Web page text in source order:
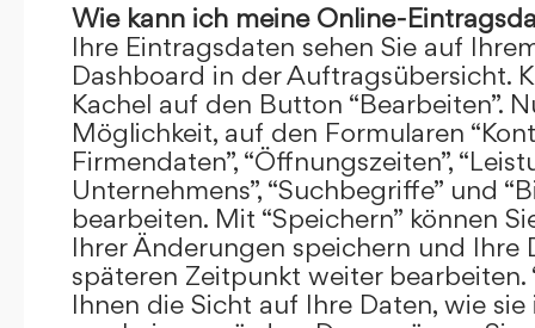
Wie kann ich meine Online-
Ihre Eintragsdaten sehen Sie auf
Dashboard in der Auftragsübersicht.
Kachel auf den Button “Bearbeiten”.
Möglichkeit, auf den Formularen
Firmendaten”, “Öffnungszeiten”,
Unternehmens”, “Suchbegriffe” und
bearbeiten. Mit “Speichern” können
Ihrer Änderungen speichern und Ihre
späteren Zeitpunkt weiter bearbeiten.
Ihnen die Sicht auf Ihre Daten, wie